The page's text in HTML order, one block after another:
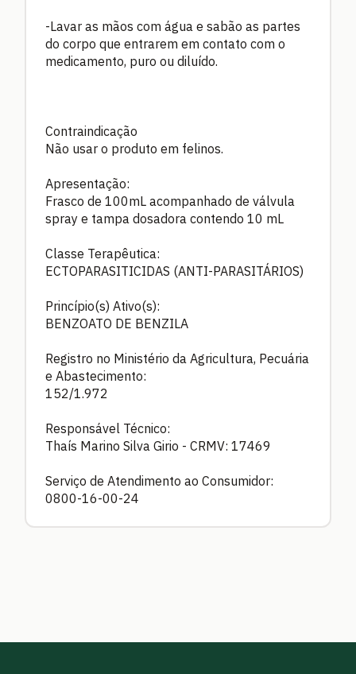
-Lavar as mãos com água e sabão as partes
do corpo que entrarem em contato com o
medicamento, puro ou diluído.
Contraindicação
Não usar o produto em felinos.
Apresentação:
Frasco de 100mL acompanhado de válvula
spray e tampa dosadora contendo 10 mL
Classe Terapêutica:
ECTOPARASITICIDAS (ANTI-PARASITÁRIOS)
Princípio(s) Ativo(s):
BENZOATO DE BENZILA
Registro no Ministério da Agricultura, Pecuária
e Abastecimento:
152/1.972
Responsável Técnico:
Thaís Marino Silva Girio - CRMV: 17469
Serviço de Atendimento ao Consumidor:
0800-16-00-24